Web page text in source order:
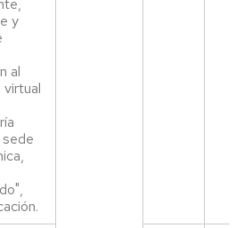
y
al
virtual